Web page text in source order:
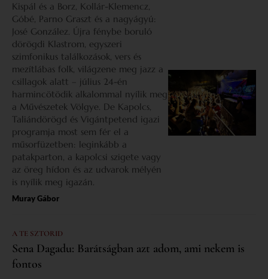
Kispál és a Borz, Kollár-Klemencz,
Góbé, Parno Graszt és a nagyágyú:
José González. Újra fénybe boruló
dörögdi Klastrom, egyszeri
szimfonikus találkozások, vers és
mezítlábas folk, világzene meg jazz a
csillagok alatt – július 24-én
harmincötödik alkalommal nyílik meg
a Művészetek Völgye. De Kapolcs,
Taliándörögd és Vigántpetend igazi
programja most sem fér el a
műsorfüzetben: leginkább a
patakparton, a kapolcsi szigete vagy
az öreg hídon és az udvarok mélyén
is nyílik meg igazán.
Muray Gábor
A TE SZTORID
Sena Dagadu: Barátságban azt adom, ami nekem is
fontos